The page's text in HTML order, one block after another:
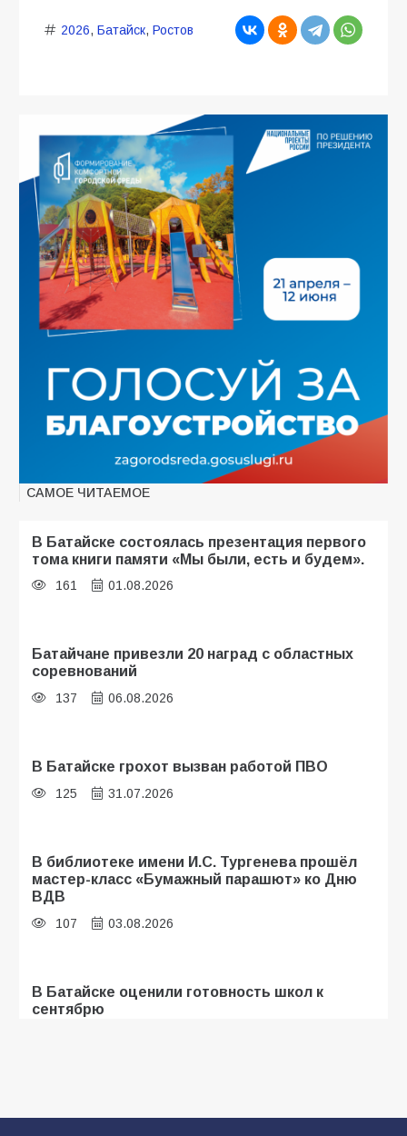
2026, Батайск, Ростов
САМОЕ ЧИТАЕМОЕ
В Батайске состоялась презентация первого
тома книги памяти «Мы были, есть и будем».
161 01.08.2026
Батайчане привезли 20 наград с областных
соревнований
137 06.08.2026
В Батайске грохот вызван работой ПВО
125 31.07.2026
В библиотеке имени И.С. Тургенева прошёл
мастер-класс «Бумажный парашют» ко Дню
ВДВ
107 03.08.2026
В Батайске оценили готовность школ к
сентябрю
образовательного кластера